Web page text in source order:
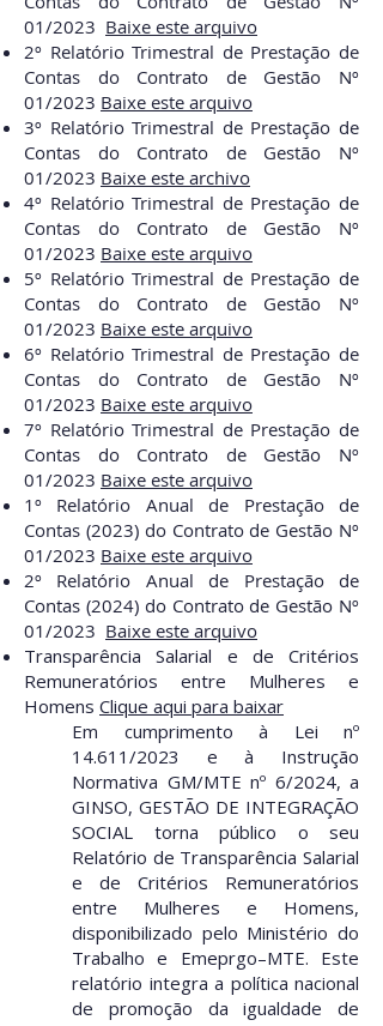
01/2023 Baixe este arquivo
2º Relatório Trimestral de Prestação de
Contas do Contrato de Gestão Nº
01/2023 Baixe este arquivo
3º Relatório Trimestral de Prestação de
Contas do Contrato de Gestão Nº
01/2023 Baixe este archivo
4º Relatório Trimestral de Prestação de
Contas do Contrato de Gestão Nº
01/2023 Baixe este arquivo
5º Relatório Trimestral de Prestação de
Contas do Contrato de Gestão Nº
01/2023 Baixe este arquivo
6º Relatório Trimestral de Prestação de
Contas do Contrato de Gestão Nº
01/2023 Baixe este arquivo
7º Relatório Trimestral de Prestação de
Contas do Contrato de Gestão Nº
01/2023 Baixe este arquivo
1º Relatório Anual de Prestação de
Contas (2023) do Contrato de Gestão Nº
01/2023 Baixe este arquivo
2º Relatório Anual de Prestação de
Contas (2024) do Contrato de Gestão Nº
01/2023 Baixe este arquivo
Transparência Salarial e de Critérios
Remuneratórios entre Mulheres e
Homens Clique aqui para baixar
Em cumprimento à Lei nº
14.611/2023 e à Instrução
Normativa GM/MTE nº 6/2024, a
GINSO, GESTÃO DE INTEGRAÇÃO
SOCIAL torna público o seu
Relatório de Transparência Salarial
e de Critérios Remuneratórios
entre Mulheres e Homens,
disponibilizado pelo Ministério do
Trabalho e Emeprgo–MTE. Este
relatório integra a política nacional
de promoção da igualdade de